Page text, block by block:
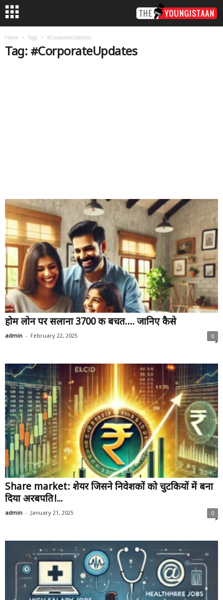
Home Tags #CorporateUpdates
Tag: #CorporateUpdates
होम लोन पर सलाना 3700 की बचत…. जानिए कैसे
admin - February 22, 2025 0
Share market: शेयर जिसने निवेशकों को चुटकियों में बना
दिया अरबपति!...
admin - January 21, 2025 0